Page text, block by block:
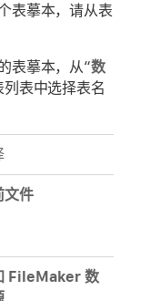
表摹本，请从表
表摹本，从“数
表中选择表名
文件
FileMaker 数